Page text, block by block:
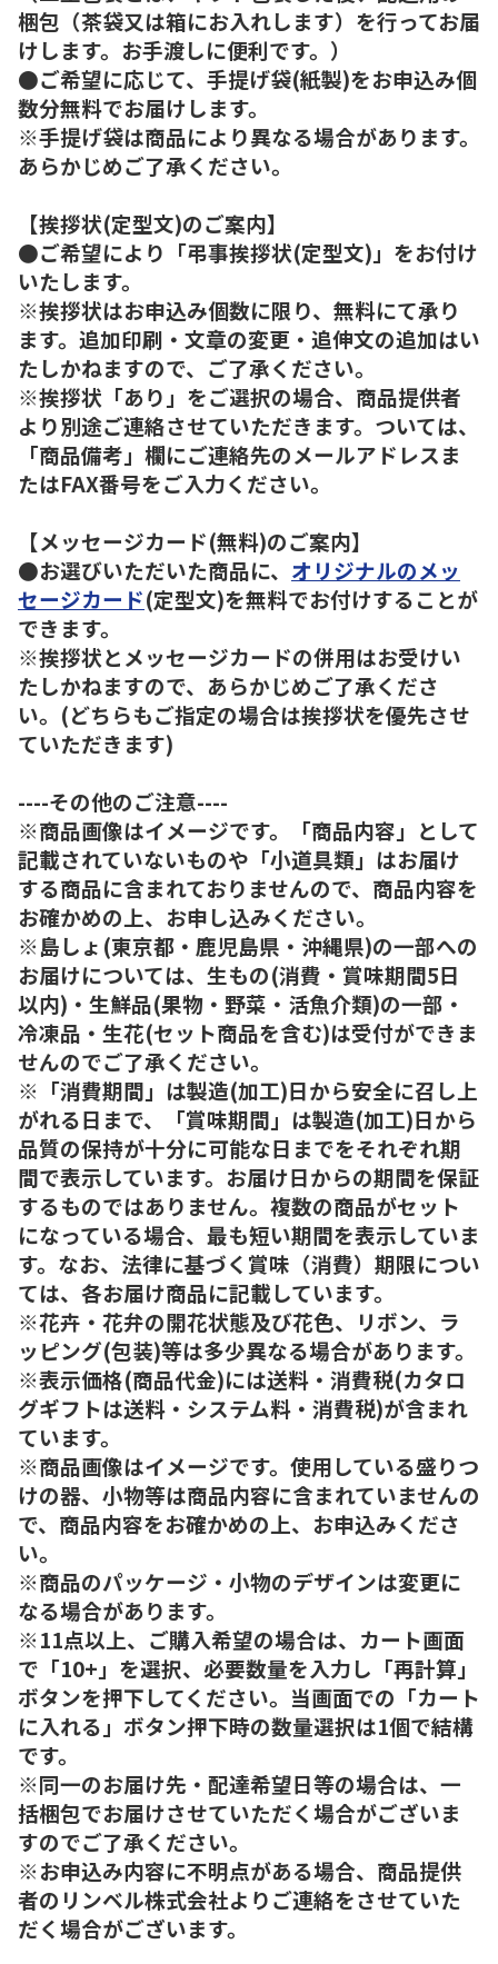
梱包（茶袋又は箱にお入れします）を行ってお届
けします。お手渡しに便利です。）
●ご希望に応じて、手提げ袋(紙製)をお申込み個
数分無料でお届けします。
※手提げ袋は商品により異なる場合があります。
あらかじめご了承ください。
【挨拶状(定型文)のご案内】
●ご希望により「弔事挨拶状(定型文)」をお付け
いたします。
※挨拶状はお申込み個数に限り、無料にて承り
ます。追加印刷・文章の変更・追伸文の追加はい
たしかねますので、ご了承ください。
※挨拶状「あり」をご選択の場合、商品提供者
より別途ご連絡させていただきます。ついては、
「商品備考」欄にご連絡先のメールアドレスま
たはFAX番号をご入力ください。
【メッセージカード(無料)のご案内】
●お選びいただいた商品に、 オリジナルのメッ
セージカード(定型文)を無料でお付けすることが
できます。
※挨拶状とメッセージカードの併用はお受けい
たしかねますので、あらかじめご了承くださ
い。(どちらもご指定の場合は挨拶状を優先させ
ていただきます)
----その他のご注意----
※商品画像はイメージです。「商品内容」として
記載されていないものや「小道具類」はお届け
する商品に含まれておりませんので、商品内容を
お確かめの上、お申し込みください。
※島しょ(東京都・鹿児島県・沖縄県)の一部への
お届けについては、生もの(消費・賞味期間5日
以内)・生鮮品(果物・野菜・活魚介類)の一部・
冷凍品・生花(セット商品を含む)は受付ができま
せんのでご了承ください。
※「消費期間」は製造(加工)日から安全に召し上
がれる日まで、「賞味期間」は製造(加工)日から
品質の保持が十分に可能な日までをそれぞれ期
間で表示しています。お届け日からの期間を保証
するものではありません。複数の商品がセット
になっている場合、最も短い期間を表示していま
す。なお、法律に基づく賞味（消費）期限につい
ては、各お届け商品に記載しています。
※花卉・花弁の開花状態及び花色、リボン、ラ
ッピング(包装)等は多少異なる場合があります。
※表示価格(商品代金)には送料・消費税(カタロ
グギフトは送料・システム料・消費税)が含まれ
ています。
※商品画像はイメージです。使用している盛りつ
けの器、小物等は商品内容に含まれていませんの
で、商品内容をお確かめの上、お申込みくださ
い。
※商品のパッケージ・小物のデザインは変更に
なる場合があります。
※11点以上、ご購入希望の場合は、カート画面
で「10+」を選択、必要数量を入力し「再計算」
ボタンを押下してください。当画面での「カート
に入れる」ボタン押下時の数量選択は1個で結構
です。
※同一のお届け先・配達希望日等の場合は、一
括梱包でお届けさせていただく場合がございま
すのでご了承ください。
※お申込み内容に不明点がある場合、商品提供
者のリンベル株式会社よりご連絡をさせていた
だく場合がございます。